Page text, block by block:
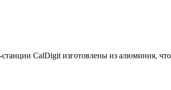
CalDigit изготовлены из алюминия,